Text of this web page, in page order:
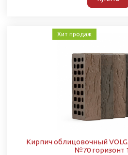
Хит продаж
Кирпич облицовочный
№70 горизонт